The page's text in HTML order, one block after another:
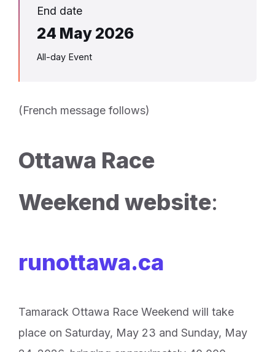
End date
24 May 2026
All-day Event
(French message follows)
Ottawa Race
Weekend website:
runottawa.ca
Tamarack Ottawa Race Weekend will take
place on Saturday, May 23 and Sunday, May